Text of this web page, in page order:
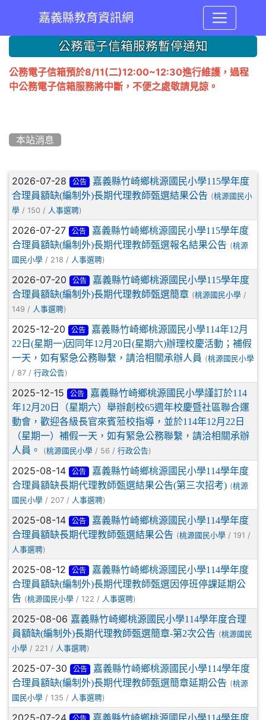
嘉義縣教育資訊網
::: 公務電子信箱服務暫停通知
公務電子信箱預於8/11(二)12:00~12:30進行維護，過程
中公務電子信箱服務將中斷，不便之處敬請見諒。
本站消息
文章列表
2026-07-28 公告
嘉義縣竹崎鄉桃源國民小學115學年度
合理員額缺(編制外)長期代理教師甄選結果公告 (桃源國民小
學 / 150 / 人事選聘)
2026-07-27 公告
嘉義縣竹崎鄉桃源國民小學115學年度
合理員額缺(編制外)長期代理教師甄選報名結果公告 (桃源
國民小學 / 218 / 人事選聘)
2026-07-20 公告
嘉義縣竹崎鄉桃源國民小學115學年度
合理員額缺(編制外)長期代理教師甄選簡章 (桃源國民小學 /
149 / 人事選聘)
2025-12-20 公告
嘉義縣竹崎鄉桃源國民小學114年12月
22日(星期一)因同年12月20日(星期六)辦理校慶活動；補假
一天，如有緊急公務聯繫，請洽相關承辦人員 (桃源國民小學
/ 87 / 行政公告)
2025-12-15 公告
嘉義縣竹崎鄉桃源國民小學謹訂於114
年12月20日（星期六）舉辦創校65週年校慶暨社區聯合運
動會，歡迎各級長官來賓蒞校指導，並於114年12月22日
（星期一）補假一天，如有緊急公務聯繫，請洽相關承辦
人員。
(桃源國民小學 / 56 / 行政公告)
2025-08-14 公告
嘉義縣竹崎鄉桃源國民小學114學年度
合理員額缺長期代理教師甄選結果公告(第三次招考) (桃源
國民小學 / 207 / 人事選聘)
2025-08-14 公告
嘉義縣竹崎鄉桃源國民小學114學年度
合理員額缺長期代理教師甄選結果公告 (桃源國民小學 / 191 /
人事選聘)
2025-08-12 公告
嘉義縣竹崎鄉桃源國民小學114學年度
合理員額缺(編制外)長期代理教師甄選因停班停課延期公
告 (桃源國民小學 / 122 / 人事選聘)
2025-08-06 嘉義縣竹崎鄉桃源國民小學114學年度合理
員額缺(編制外)長期代理教師甄選簡章-第2次公告 (桃源國民
小學 / 221 / 人事選聘)
2025-07-30 公告
嘉義縣竹崎鄉桃源國民小學114學年度
合理員額缺(編制外)長期代理教師甄選簡章延期公告 (桃源
國民小學 / 135 / 人事選聘)
2025-07-24
嘉義縣竹崎鄉桃源國民小學114學年度